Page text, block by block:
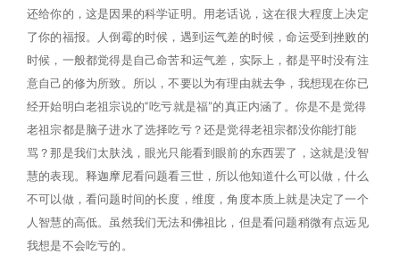
还给你的，这是因果的科学证明。用老话说，这在很大程度上决定
了你的福报。人倒霉的时候，遇到运气差的时候，命运受到挫败的
时候，一般都觉得是自己命苦和运气差，实际上，都是平时没有注
意自己的修为所致。所以，不要以为有理由就去争，我想现在你已
经开始明白老祖宗说的“吃亏就是福”的真正内涵了。你是不是觉得
老祖宗都是脑子进水了选择吃亏？还是觉得老祖宗都没你能打能
骂？那是我们太肤浅，眼光只能看到眼前的东西罢了，这就是没智
慧的表现。释迦摩尼看问题看三世，所以他知道什么可以做，什么
不可以做，看问题时间的长度，维度，角度本质上就是决定了一个
人智慧的高低。虽然我们无法和佛祖比，但是看问题稍微有点远见
我想是不会吃亏的。